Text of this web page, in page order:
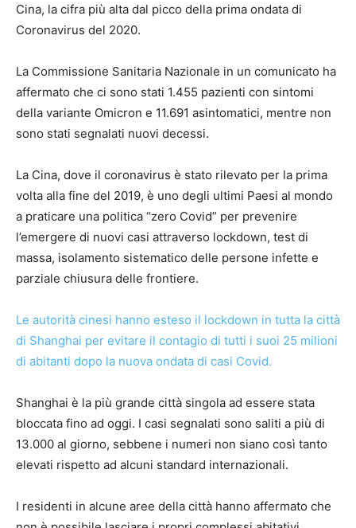
Cina, la cifra più alta dal picco della prima ondata di
Coronavirus del 2020.
La Commissione Sanitaria Nazionale in un comunicato ha
affermato che ci sono stati 1.455 pazienti con sintomi
della variante Omicron e 11.691 asintomatici, mentre non
sono stati segnalati nuovi decessi.
La Cina, dove il coronavirus è stato rilevato per la prima
volta alla fine del 2019, è uno degli ultimi Paesi al mondo
a praticare una politica “zero Covid” per prevenire
l’emergere di nuovi casi attraverso lockdown, test di
massa, isolamento sistematico delle persone infette e
parziale chiusura delle frontiere.
Le autorità cinesi hanno esteso il lockdown in tutta la città
di Shanghai per evitare il contagio di tutti i suoi 25 milioni
di abitanti dopo la nuova ondata di casi Covid.
Shanghai è la più grande città singola ad essere stata
bloccata fino ad oggi. I casi segnalati sono saliti a più di
13.000 al giorno, sebbene i numeri non siano così tanto
elevati rispetto ad alcuni standard internazionali.
I residenti in alcune aree della città hanno affermato che